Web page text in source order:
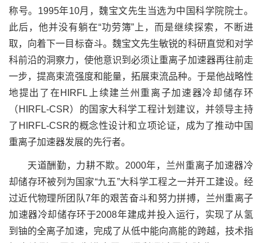
称号。 1995年10月，魏宝文先生当选为中国科学院院士。
此后，他并没有躺在“功劳簿”上，而是继续探索，不断进
取，向着下一目标奋斗。魏宝文先生敏锐的科研直觉和对学
科前沿的洞察力，使他意识到必须让重离子加速器再往前走
一步，提高束流强度和能量，拓展束流品种。 于是他战略性
地提出了在 HIRFL 上续建兰州重离子加速器冷却储存环
（ HIRFL-CSR）的国家大科学工程计划建议，并领导主持
了 HIRFL-CSR的概念性设计和立项论证，成为了推动中国
重离子加速器发展的先行者。
天道酬勤，力耕不欺。 2000年，兰州重离子加速器冷
却储存环被列为国家“九五”大科学工程之一并开工建设。经
过近代物理所团队7年的艰苦奋斗和努力拼搏，兰州重离子
加速器冷却储存环于2008年建成并投入运行，实现了从氢
到铀的全离子加速，完成了从低中能向高能的跨越，技术指